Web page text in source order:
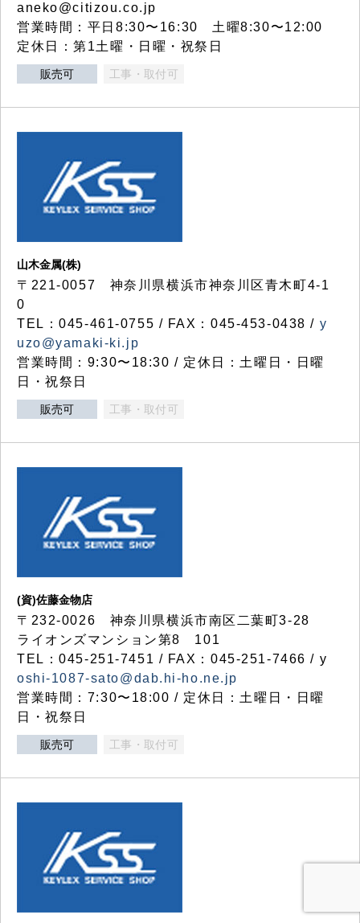
aneko@citizou.co.jp
営業時間：平日8:30〜16:30 土曜8:30〜12:00
定休日：第1土曜・日曜・祝祭日
販売可 工事・取付可
山木金属(株)
〒221-0057 神奈川県横浜市神奈川区青木町4-1
0
TEL：045-461-0755 / FAX：045-453-0438 / y
uzo@yamaki-ki.jp
営業時間：9:30〜18:30 / 定休日：土曜日・日曜
日・祝祭日
販売可 工事・取付可
(資)佐藤金物店
〒232-0026 神奈川県横浜市南区二葉町3-28
ライオンズマンション第8 101
TEL：045-251-7451 / FAX：045-251-7466 / y
oshi-1087-sato@dab.hi-ho.ne.jp
営業時間：7:30〜18:00 / 定休日：土曜日・日曜
日・祝祭日
販売可 工事・取付可